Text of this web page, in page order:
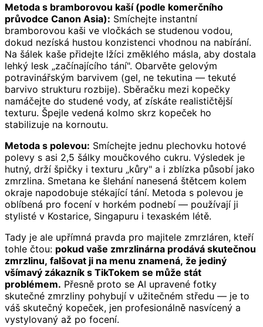
Metoda s bramborovou kaší (podle komerčního
průvodce Canon Asia): Smíchejte instantní
bramborovou kaši ve vločkách se studenou vodou,
dokud nezíská hustou konzistenci vhodnou na nabírání.
Na šálek kaše přidejte lžíci změklého másla, aby dostala
lehký lesk „začínajícího tání". Obarvěte gelovým
potravinářským barvivem (gel, ne tekutina — tekuté
barvivo strukturu rozbije). Sběračku mezi kopečky
namáčejte do studené vody, ať získáte realističtější
texturu. Špejle vedená kolmo skrz kopeček ho
stabilizuje na kornoutu.
Metoda s polevou: Smíchejte jednu plechovku hotové
polevy s asi 2,5 šálky moučkového cukru. Výsledek je
hutný, drží špičky i texturu „kůry" a i zblízka působí jako
zmrzlina. Smetana ke šlehání nanesená štětcem kolem
okraje napodobuje stékající tání. Metoda s polevou je
oblíbená pro focení v horkém podnebí — používají ji
stylisté v Kostarice, Singapuru i texaském létě.
Tady je ale upřímná pravda pro majitele zmrzláren, kteří
tohle čtou: pokud vaše zmrzlinárna prodává skutečnou
zmrzlinu, falšovat ji na menu znamená, že jediný
všímavý zákazník s TikTokem se může stát
problémem. Přesně proto se AI upravené fotky
skutečné zmrzliny pohybují v užitečném středu — je to
váš skutečný kopeček, jen profesionálně nasvícený a
vystylovaný až po focení.